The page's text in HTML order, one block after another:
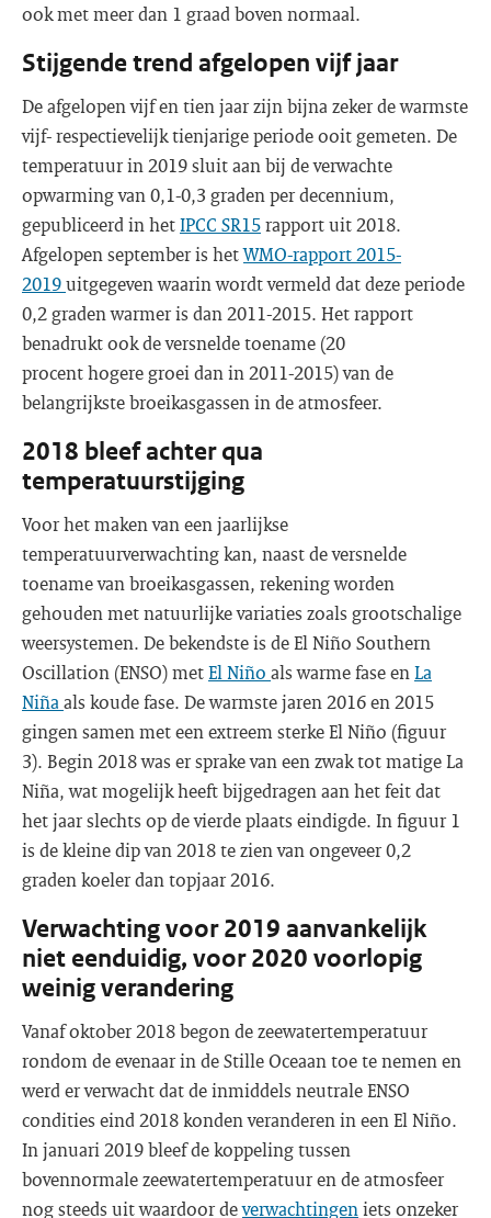
ook met meer dan 1 graad boven normaal.
Stijgende trend afgelopen vijf jaar
De afgelopen vijf en tien jaar zijn bijna zeker de warmste
vijf- respectievelijk tienjarige periode ooit gemeten. De
temperatuur in 2019 sluit aan bij de verwachte
opwarming van 0,1-0,3 graden per decennium,
gepubliceerd in hetIPCC SR15rapport uit 2018.
Afgelopen september is hetWMO-rapport 2015-
2019uitgegeven waarin wordt vermeld dat deze periode
0,2 graden warmer is dan 2011-2015. Het rapport
benadrukt ook de versnelde toename (20
procent hogere groei dan in 2011-2015) van de
belangrijkste broeikasgassen in de atmosfeer.
2018 bleef achter qua
temperatuurstijging
Voor het maken van een jaarlijkse
temperatuurverwachting kan, naast de versnelde
toename van broeikasgassen, rekening worden
gehouden met natuurlijke variaties zoals grootschalige
weersystemen. De bekendste is de El Niño Southern
Oscillation (ENSO) metEl Niño als warme fase en La
Niña als koude fase. De warmste jaren 2016 en 2015
gingen samen met een extreem sterke El Niño (figuur
3). Begin 2018 was er sprake van een zwak tot matige La
Niña, wat mogelijk heeft bijgedragen aan het feit dat
het jaar slechts op de vierde plaats eindigde. In figuur 1
is de kleine dip van 2018 te zien van ongeveer 0,2
graden koeler dan topjaar 2016.
Verwachting voor 2019 aanvankelijk
niet eenduidig, voor 2020 voorlopig
weinig verandering
Vanaf oktober 2018 begon de zeewatertemperatuur
rondom de evenaar in de Stille Oceaan toe te nemen en
werd er verwacht dat de inmiddels neutrale ENSO
condities eind 2018 konden veranderen in een El Niño.
In januari 2019 bleef de koppeling tussen
bovennormale zeewatertemperatuur en de atmosfeer
nog steeds uit waardoor deverwachtingen iets onzeker